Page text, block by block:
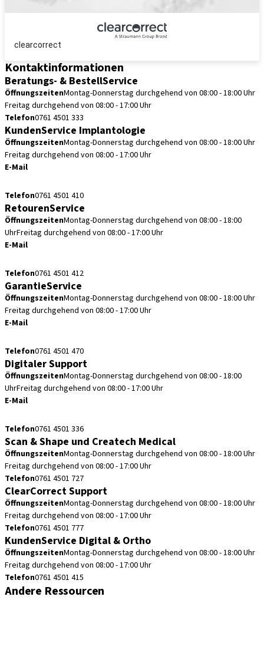
clearcorrect
Kontaktinformationen
Beratungs- & BestellService
ÖffnungszeitenMontag-Donnerstag durchgehend von 08:00 - 18:00 Uhr
Freitag durchgehend von 08:00 - 17:00 Uhr
Telefon0761 4501 333
KundenService Implantologie
ÖffnungszeitenMontag-Donnerstag durchgehend von 08:00 - 18:00 Uhr
Freitag durchgehend von 08:00 - 17:00 Uhr
E-Mail
Telefon0761 4501 410
RetourenService
ÖffnungszeitenMontag-Donnerstag durchgehend von 08:00 - 18:00
UhrFreitag durchgehend von 08:00 - 17:00 Uhr
E-Mail
Telefon0761 4501 412
GarantieService
ÖffnungszeitenMontag-Donnerstag durchgehend von 08:00 - 18:00 Uhr
Freitag durchgehend von 08:00 - 17:00 Uhr
E-Mail
Telefon0761 4501 470
Digitaler Support
ÖffnungszeitenMontag-Donnerstag durchgehend von 08:00 - 18:00
UhrFreitag durchgehend von 08:00 - 17:00 Uhr
E-Mail
Telefon0761 4501 336
Scan & Shape und Createch Medical
ÖffnungszeitenMontag-Donnerstag durchgehend von 08:00 - 18:00 Uhr
Freitag durchgehend von 08:00 - 17:00 Uhr
Telefon0761 4501 727
ClearCorrect Support
ÖffnungszeitenMontag-Donnerstag durchgehend von 08:00 - 18:00 Uhr
Freitag durchgehend von 08:00 - 17:00 Uhr
Telefon0761 4501 777
KundenService Digital & Ortho
ÖffnungszeitenMontag-Donnerstag durchgehend von 08:00 - 18:00 Uhr
Freitag durchgehend von 08:00 - 17:00 Uhr
Telefon0761 4501 415
Andere Ressourcen